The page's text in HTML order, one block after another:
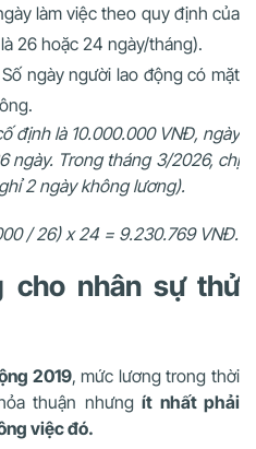
làm việc theo quy định của
26 hoặc 24 ngày/tháng).
ngày người lao động có mặt
định là 10.000.000 VNĐ, ngày
ngày. Trong tháng 3/2026, chị
2 ngày không lương).
/ 26) x 24 = 9.230.769 VNĐ.
cho nhân sự thử
2019, mức lương trong thời
thuận nhưngít nhất phải
việc đó.